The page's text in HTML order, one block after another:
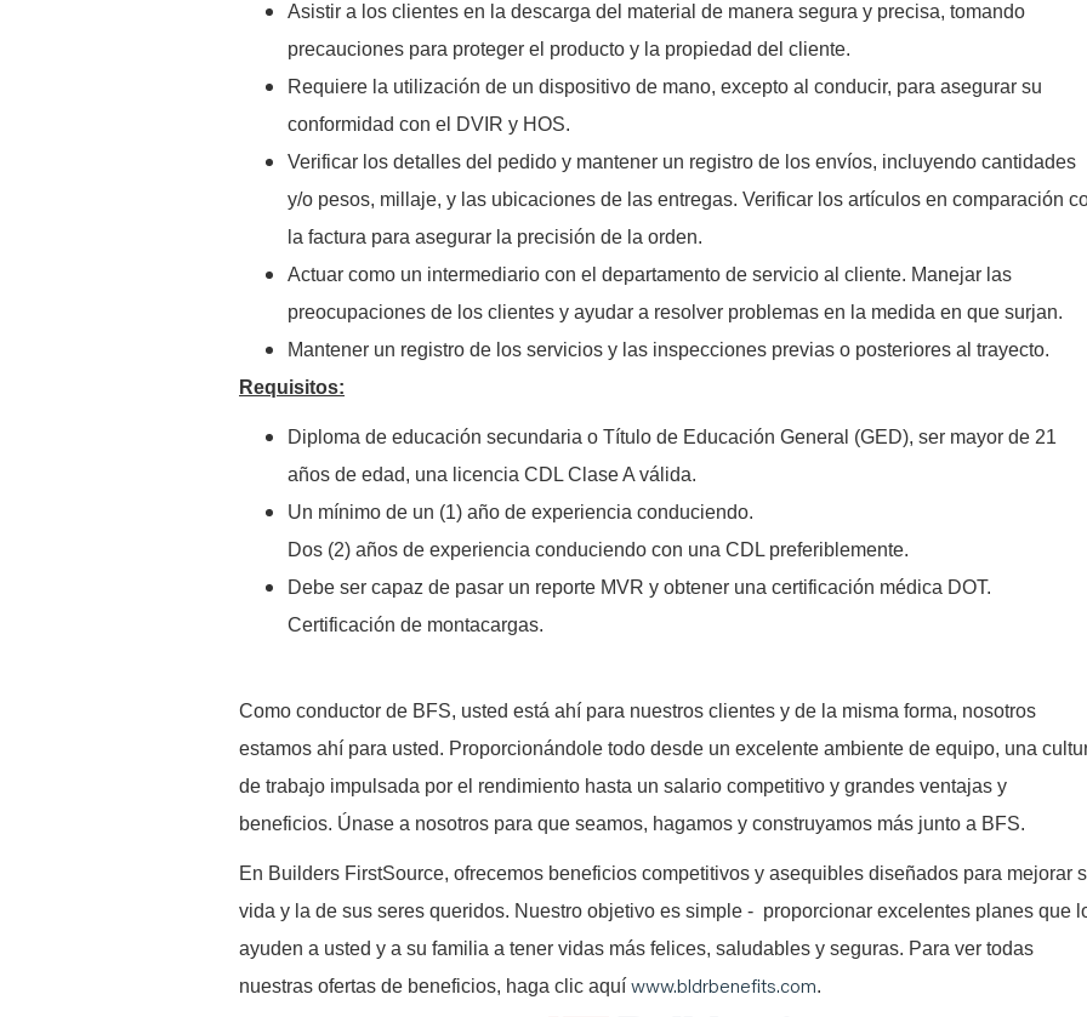
Asistir a los clientes en la descarga del material de manera segura y precisa, tomando
precauciones para proteger el producto y la propiedad del cliente.
Requiere la utilización de un dispositivo de mano, excepto al conducir, para asegurar su
conformidad con el DVIR y HOS.
Verificar los detalles del pedido y mantener un registro de los envíos, incluyendo cantidades
y/o pesos, millaje, y las ubicaciones de las entregas. Verificar los artículos en comparación
la factura para asegurar la precisión de la orden.
Actuar como un intermediario con el departamento de servicio al cliente. Manejar las
preocupaciones de los clientes y ayudar a resolver problemas en la medida en que surjan.
Mantener un registro de los servicios y las inspecciones previas o posteriores al trayecto.
Requisitos:
Diploma de educación secundaria o Título de Educación General (GED), ser mayor de 21
años de edad, una licencia CDL Clase A válida.
Un mínimo de un (1) año de experiencia conduciendo.
Dos (2) años de experiencia conduciendo con una CDL preferiblemente.
Debe ser capaz de pasar un reporte MVR y obtener una certificación médica DOT.
Certificación de montacargas.
Como conductor de BFS, usted está ahí para nuestros clientes y de la misma forma, nosotros
estamos ahí para usted. Proporcionándole todo desde un excelente ambiente de equipo, una
de trabajo impulsada por el rendimiento hasta un salario competitivo y grandes ventajas y
beneficios. Únase a nosotros para que seamos, hagamos y construyamos más junto a BFS.
En Builders FirstSource, ofrecemos beneficios competitivos y asequibles diseñados para mejorar
vida y la de sus seres queridos. Nuestro objetivo es simple - proporcionar excelentes planes que
ayuden a usted y a su familia a tener vidas más felices, saludables y seguras. Para ver todas
nuestras ofertas de beneficios, haga clic aquí www.bldrbenefits.com.